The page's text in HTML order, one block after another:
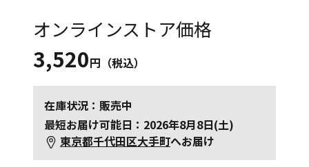
オンラインストア価格
3,520円（税込）
在庫状況：販売中
最短お届け可能日：2026年8月8日(土)
東京都千代田区大手町へお届け